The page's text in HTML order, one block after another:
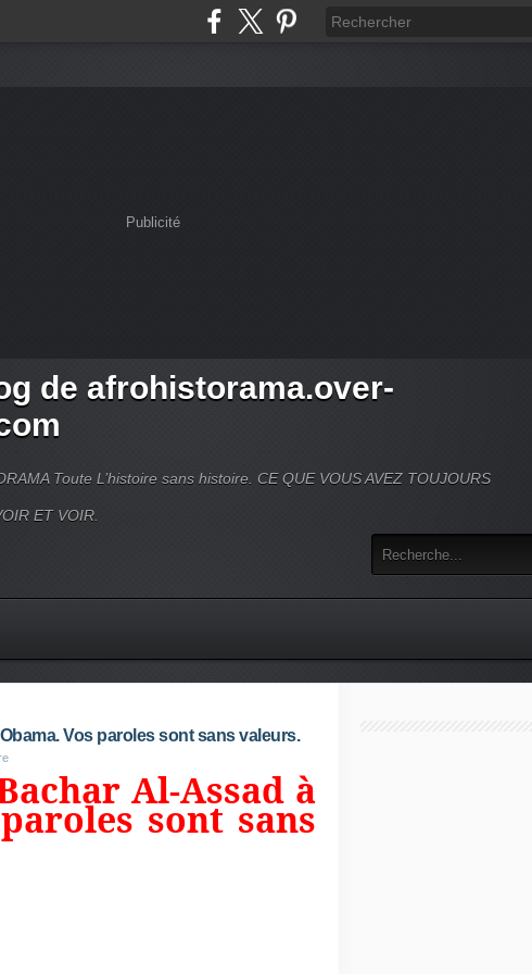
Publicité
de afrohistorama.over-
Toute L’histoire sans histoire. CE QUE VOUS AVEZ TOUJOURS
ET VOIR.
Vos paroles sont sans valeurs.
Al-Assad à
sont sans